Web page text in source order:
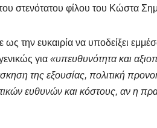
στενότατου φίλου του Κώστα
ως την ευκαιρία να υποδείξει
για «υπευθυνότητα και
της εξουσίας, πολιτική
ευθυνών και κόστους, αν η